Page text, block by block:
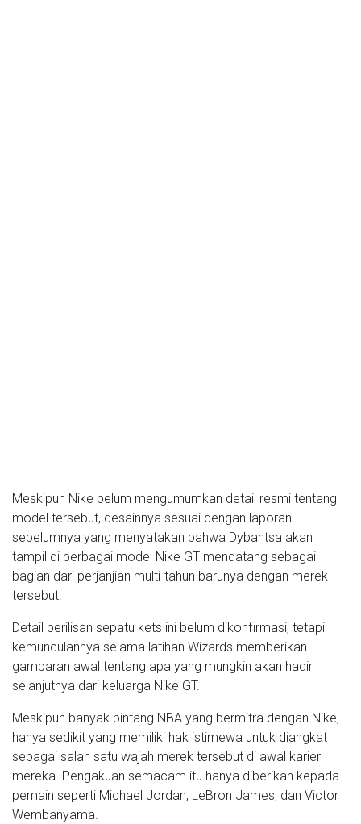
Meskipun Nike belum mengumumkan detail resmi tentang
model tersebut, desainnya sesuai dengan laporan
sebelumnya yang menyatakan bahwa Dybantsa akan
tampil di berbagai model Nike GT mendatang sebagai
bagian dari perjanjian multi-tahun barunya dengan merek
tersebut.
Detail perilisan sepatu kets ini belum dikonfirmasi, tetapi
kemunculannya selama latihan Wizards memberikan
gambaran awal tentang apa yang mungkin akan hadir
selanjutnya dari keluarga Nike GT.
Meskipun banyak bintang NBA yang bermitra dengan Nike,
hanya sedikit yang memiliki hak istimewa untuk diangkat
sebagai salah satu wajah merek tersebut di awal karier
mereka. Pengakuan semacam itu hanya diberikan kepada
pemain seperti Michael Jordan, LeBron James, dan Victor
Wembanyama.